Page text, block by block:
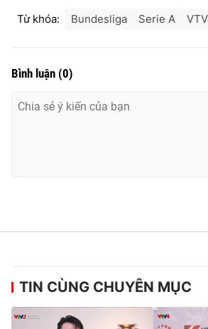
Từ khóa: Bundesliga Serie A
Bình luận (0)
TIN CÙNG CHUYÊN MỤC